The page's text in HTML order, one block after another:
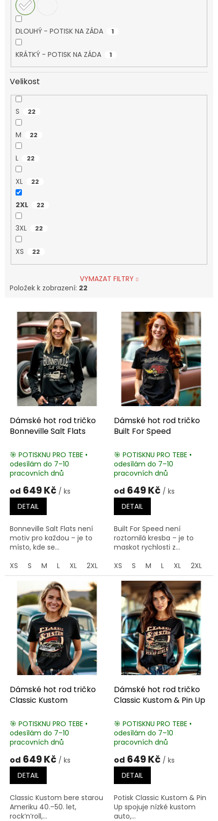
DLOUHÝ - POTISK NA ZÁDA 1
KRÁTKÝ - POTISK NA ZÁDA 1
Velikost
S 22
M 22
L 22
XL 22
2XL 22
3XL 22
XS 22
VYMAZAT FILTRY
Položek k zobrazení: 22
Dámské hot rod tričko
Bonneville Salt Flats
🎯 POTISKNU PRO TEBE •
odesílám do 7–10
pracovních dnů
od 649 Kč / ks
DETAIL
Bonneville Salt Flats není
motiv pro každou – je to
místo, kde se...
XS
S M L XL 2XL 3XL
Dámské hot rod tričko
Built For Speed
🎯 POTISKNU PRO TEBE •
odesílám do 7–10
pracovních dnů
od 649 Kč / ks
DETAIL
Built For Speed není
roztomilá kresba – je to
maskot rychlosti z...
XS
S M L XL 2XL
Dámské hot rod tričko
Classic Kustom
🎯 POTISKNU PRO TEBE •
odesílám do 7–10
pracovních dnů
od 649 Kč / ks
DETAIL
Classic Kustom bere starou
Ameriku 40.–50. let,
rock’n’roll,...
Dámské hot rod tričko
Classic Kustom & Pin Up
🎯 POTISKNU PRO TEBE •
odesílám do 7–10
pracovních dnů
od 649 Kč / ks
DETAIL
Potisk Classic Kustom & Pin
Up spojuje nízké kustom
auto,...